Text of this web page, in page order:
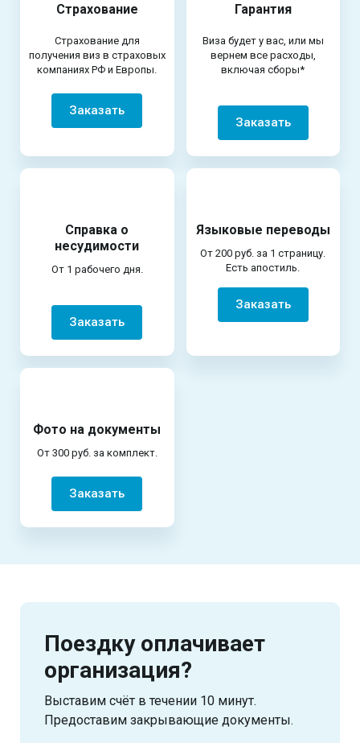
Страхование
Страхование для
получения виз в страховых
компаниях РФ и Европы.
Заказать
Гарантия
Виза будет у вас, или мы
вернем все расходы,
включая сборы*
Заказать
Справка о
несудимости
От 1 рабочего дня.
Заказать
Языковые переводы
От 200 руб. за 1 страницу.
Есть апостиль.
Заказать
Фото на документы
От 300 руб. за комплект.
Заказать
Поездку оплачивает
организация?
Выставим счёт в течении 10 минут.
Предоставим закрывающие документы.